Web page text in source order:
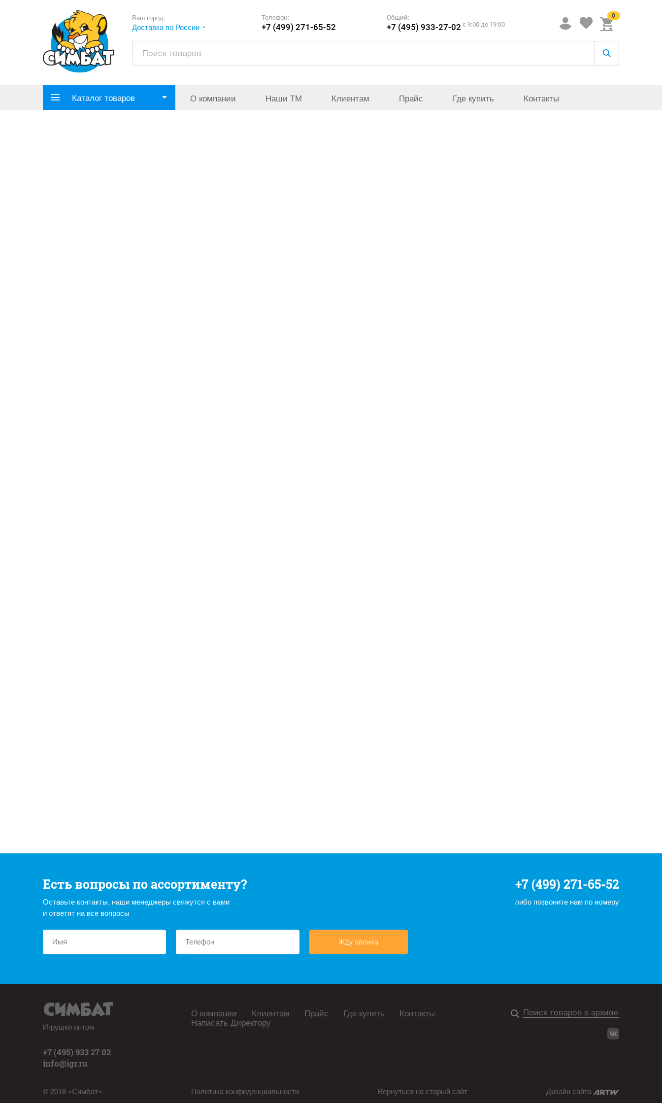
Ваш город:
Доставка по России
Телефон:
+7 (499) 271-65-52
Общий:
+7 (495) 933-27-02 c 9:00 до 19:00
0
Каталог товаров О компании Наши ТМ Клиентам Прайс Где купить Контакты
Есть вопросы по ассортименту?
Оставьте контакты, наши менеджеры свяжутся с вами
и ответят на все вопросы
+7 (499) 271-65-52
либо позвоните нам по номеру
Жду звонка
Игрушки оптом
+7 (495) 933 27 02
info@igr.ru
© 2018 «Симбат»
О компании Клиентам Прайс Где купить Контакты
Написать Директору
Политика конфиденциальности Вернуться на старый сайт Дизайн сайта